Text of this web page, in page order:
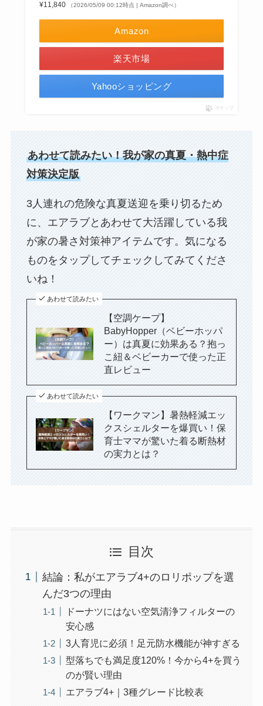
¥11,840 （2026/05/09 00:12時点 | Amazon調べ）
Amazon
楽天市場
Yahooショッピング
ポチップ
あわせて読みたい！我が家の真夏・熱中症
対策決定版
3人連れの危険な真夏送迎を乗り切るため
に、エアラブとあわせて大活躍している我
が家の暑さ対策神アイテムです。気になる
ものをタップしてチェックしてみてくださ
いね！
あわせて読みたい
【空調ケープ】
BabyHopper（ベビーホッパ
ー）は真夏に効果ある？抱っ
こ紐＆ベビーカーで使った正
直レビュー
あわせて読みたい
【ワークマン】暑熱軽減エッ
クスシェルターを爆買い！保
育士ママが驚いた着る断熱材
の実力とは？
目次
結論：私がエアラブ4+のロリポップを選
んだ3つの理由
ドーナツにはない空気清浄フィルターの
安心感
3人育児に必須！足元防水機能が神すぎる
型落ちでも満足度120%！今から4+を買う
のが賢い理由
エアラブ4+｜3種グレード比較表